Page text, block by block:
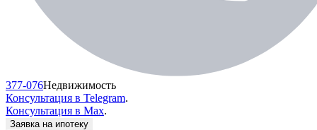
377-076Недвижимость
Консультация в Telegram.
Консультация в Max.
Заявка на ипотеку